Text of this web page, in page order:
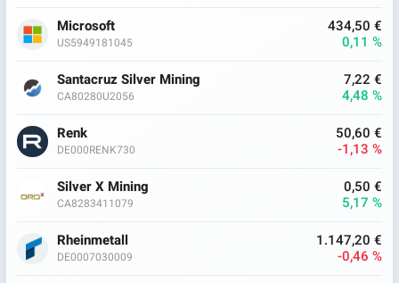
Microsoft
US5949181045
434,50 €
0,11 %
Santacruz Silver Mining
CA80280U2056
7,22 €
4,48 %
Renk
DE000RENK730
50,60 €
-1,13 %
Silver X Mining
CA8283411079
0,50 €
5,17 %
Rheinmetall
DE0007030009
1.147,20 €
-0,46 %